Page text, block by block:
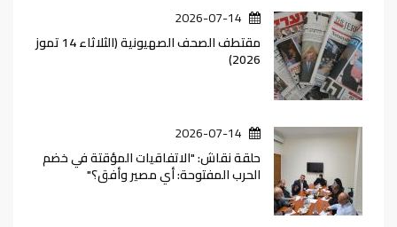
2026-07-14
مقتطف الصحف الصهيونية (الثلاثاء 14 تموز
2026)
2026-07-14
حلقة نقاش: "الاتفاقيات المؤقتة في خضم
الحرب المفتوحة: أي مصير وأفق؟"